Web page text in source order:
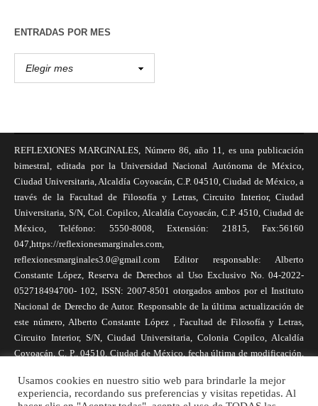
ENTRADAS POR MES
REFLEXIONES MARGINALES, Número 86, año 11, es una publicación
bimestral, editada por la Universidad Nacional Autónoma de México,
Ciudad Universitaria, Alcaldía Coyoacán, C.P. 04510, Ciudad de México, a
través de la Facultad de Filosofía y Letras, Circuito Interior, Ciudad
Universitaria, S/N, Col. Copilco, Alcaldía Coyoacán, C.P. 4510, Ciudad de
México, Teléfono: 5550-8008, Extensión: 21815, Fax:56160
047,https://reflexionesmarginales.com,
reflexionesmarginales3.0@gmail.com Editor responsable: Alberto
Constante López, Reserva de Derechos al Uso Exclusivo No. 04-2022-
052718494700- 102, ISSN: 2007-8501 otorgados ambos por el Instituto
Nacional de Derecho de Autor. Responsable de la última actualización de
este número, Alberto Constante López , Facultad de Filosofía y Letras,
Circuito Interior, S/N, Ciudad Universitaria, Colonia Copilco, Alcaldía
Coyoacán, C. P., 04510, Ciudad de México, fecha última de modificación,
necesariamente reflejan la postura de la revista, ni de Universidad Nacional
Autónoma de México. Los autores son responsables de los contenidos de
Usamos cookies en nuestro sitio web para brindarle la mejor
experiencia, recordando sus preferencias y visitas repetidas. Al